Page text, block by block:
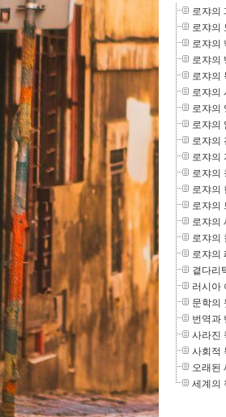
로쟈의
로쟈의
로쟈의
로쟈의
로쟈의
로쟈의
로쟈의
로쟈의
로쟈의
로쟈의
로쟈의
로쟈의
로쟈의
로쟈의
로쟈의
로쟈의
곁다리
러시아
문학의
번역과
사라진
사회적
오래된
세계의